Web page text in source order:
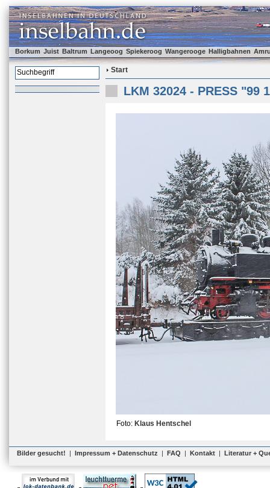
Borkum Juist Baltrum Langeoog Spiekeroog Wangerooge Halligbahnen
Start
LKM 32024 - PRESS "99
Foto: Klaus Hentschel
Bilder gesucht! | Impressum + Datenschutz | FAQ | Kontakt | Literatur +